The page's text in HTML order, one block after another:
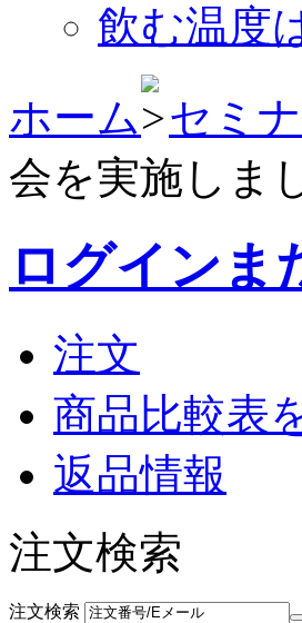
飲む温度
ホーム
セミ
会を実施しま
ログインま
注文
商品比較表
返品情報
注文検索
注文検索